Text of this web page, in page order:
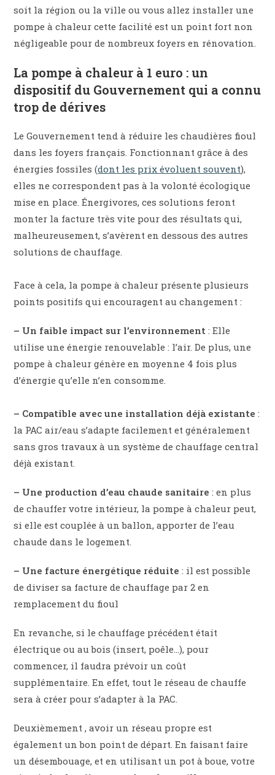
soit la région ou la ville ou vous allez installer une
pompe à chaleur cette facilité est un point fort non
négligeable pour de nombreux foyers en rénovation.
La pompe à chaleur à 1 euro : un
dispositif du Gouvernement qui a connu
trop de dérives
Le Gouvernement tend à réduire les chaudières fioul
dans les foyers français. Fonctionnant grâce à des
énergies fossiles (dont les prix évoluent souvent),
elles ne correspondent pas à la volonté écologique
mise en place. Énergivores, ces solutions feront
monter la facture très vite pour des résultats qui,
malheureusement, s’avèrent en dessous des autres
solutions de chauffage.
Face à cela, la pompe à chaleur présente plusieurs
points positifs qui encouragent au changement :
– Un faible impact sur l’environnement : Elle
utilise une énergie renouvelable : l’air. De plus, une
pompe à chaleur génère en moyenne 4 fois plus
d’énergie qu’elle n’en consomme.
– Compatible avec une installation déjà existante :
la PAC air/eau s’adapte facilement et généralement
sans gros travaux à un système de chauffage central
déjà existant.
– Une production d’eau chaude sanitaire : en plus
de chauffer votre intérieur, la pompe à chaleur peut,
si elle est couplée à un ballon, apporter de l’eau
chaude dans le logement.
– Une facture énergétique réduite : il est possible
de diviser sa facture de chauffage par 2 en
remplacement du fioul
En revanche, si le chauffage précédent était
électrique ou au bois (insert, poêle…), pour
commencer, il faudra prévoir un coût
supplémentaire. En effet, tout le réseau de chauffe
sera à créer pour s’adapter à la PAC.
Deuxièmement , avoir un réseau propre est
également un bon point de départ. En faisant faire
un désembouage, et en utilisant un pot à boue, votre